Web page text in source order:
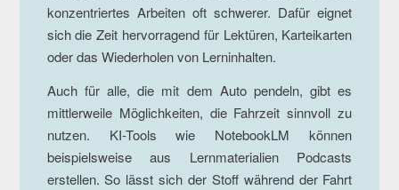
konzentriertes Arbeiten oft schwerer. Dafür eignet
sich die Zeit hervorragend für Lektüren, Karteikarten
oder das Wiederholen von Lerninhalten.
Auch für alle, die mit dem Auto pendeln, gibt es
mittlerweile Möglichkeiten, die Fahrzeit sinnvoll zu
nutzen. KI-Tools wie NotebookLM können
beispielsweise aus Lernmaterialien Podcasts
erstellen. So lässt sich der Stoff während der Fahrt